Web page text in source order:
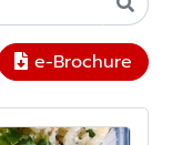
e-Brochure